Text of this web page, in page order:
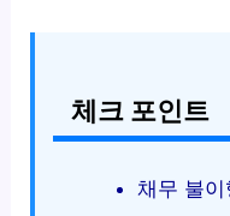
체크 포인트
채무 불